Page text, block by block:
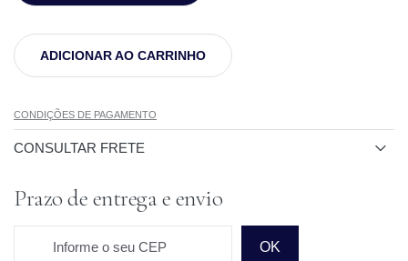
ADICIONAR AO CARRINHO
CONDIÇÕES DE PAGAMENTO
CONSULTAR FRETE
Prazo de entrega e envio
Informe o seu CEP OK